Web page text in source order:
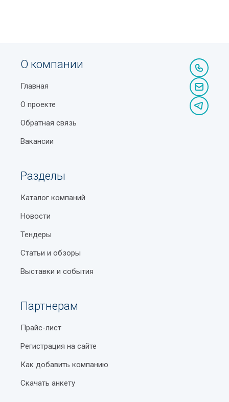
О компании
Главная
О проекте
Обратная связь
Вакансии
Разделы
Каталог компаний
Новости
Тендеры
Статьи и обзоры
Выставки и события
Партнерам
Прайс-лист
Регистрация на сайте
Как добавить компанию
Скачать анкету